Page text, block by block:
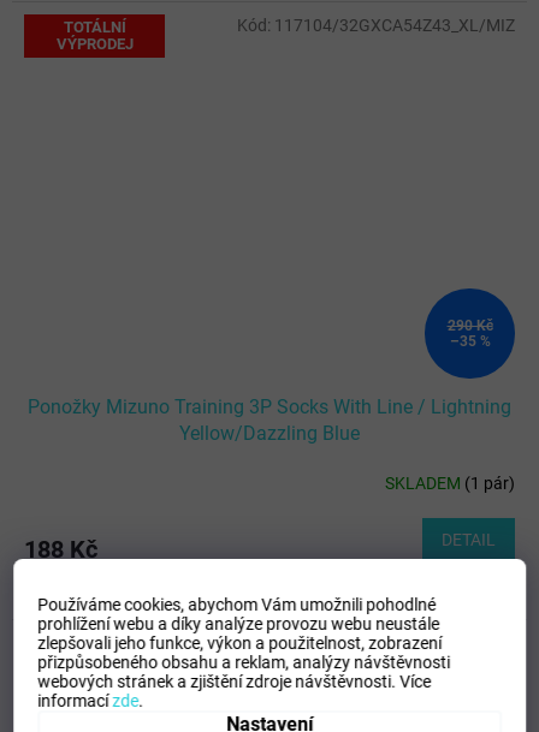
Používáme cookies, abychom Vám umožnili pohodlné
prohlížení webu a díky analýze provozu webu neustále
zlepšovali jeho funkce, výkon a použitelnost,zobrazení
přizpůsobeného obsahu a reklam, analýzy návštěvnosti
webových stránek a zjištění zdroje návštěvnosti.Více
informacízde.
Nastavení
TOTÁLNÍ
VÝPRODEJ
290 Kč
–35 %
Ponožky Mizuno Training 3P Socks With Line / Lightning
Yellow/Dazzling Blue
SKLADEM (1 pár)
188 Kč DETAIL
XL
Kód: 117104/32GXCA54Z43_XL/MIZ
TOTÁLNÍ
VÝPRODEJ
Kód:117101/32EX0X01Z44_XL/MIZ